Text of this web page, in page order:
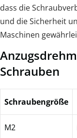
dass die
und die Sicherheit
Maschinen
Schrauben
Schraubengröße
M2